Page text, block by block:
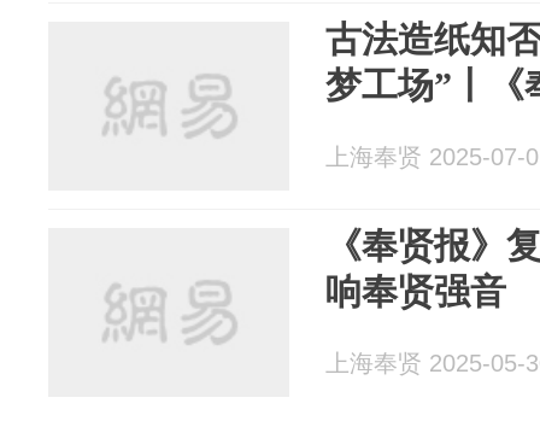
古法造纸知
梦工场”丨《
上海奉贤 2025-07-
《奉贤报》
响奉贤强音
上海奉贤 2025-05-